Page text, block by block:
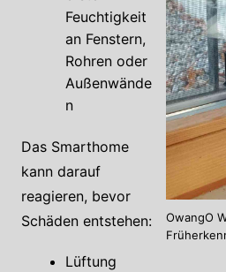
OwangO
Feuchtigkeit
an Fenstern,
Rohren oder
Außenwände
n
Das Smarthome
kann darauf
reagieren, bevor
Schäden entstehen:
Lüftung